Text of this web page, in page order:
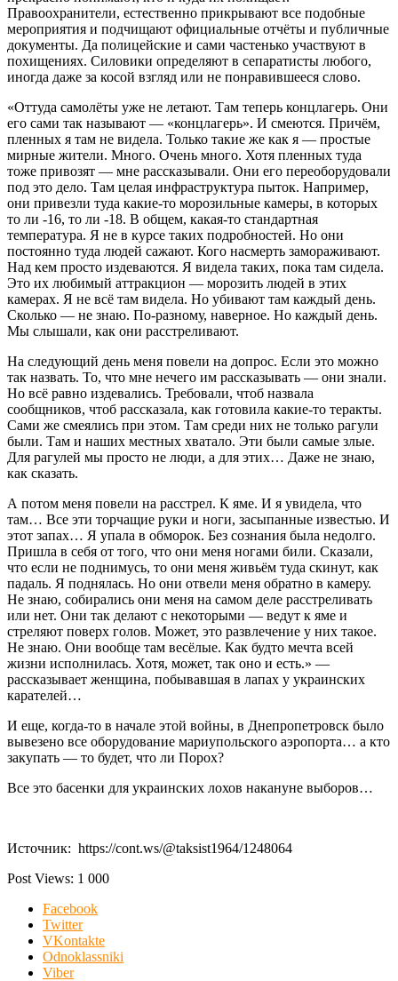
Правоохранители, естественно прикрывают все подобные
мероприятия и подчищают официальные отчёты и публичные
документы. Да полицейские и сами частенько участвуют в
похищениях. Силовики определяют в сепаратисты любого,
иногда даже за косой взгляд или не понравившееся слово.
«Оттуда самолёты уже не летают. Там теперь концлагерь. Они
его сами так называют — «концлагерь». И смеются. Причём,
пленных я там не видела. Только такие же как я — простые
мирные жители. Много. Очень много. Хотя пленных туда
тоже привозят — мне рассказывали. Они его переоборудовали
под это дело. Там целая инфраструктура пыток. Например,
они привезли туда какие-то морозильные камеры, в которых
то ли -16, то ли -18. В общем, какая-то стандартная
температура. Я не в курсе таких подробностей. Но они
постоянно туда людей сажают. Кого насмерть замораживают.
Над кем просто издеваются. Я видела таких, пока там сидела.
Это их любимый аттракцион — морозить людей в этих
камерах. Я не всё там видела. Но убивают там каждый день.
Сколько — не знаю. По-разному, наверное. Но каждый день.
Мы слышали, как они расстреливают.
На следующий день меня повели на допрос. Если это можно
так назвать. То, что мне нечего им рассказывать — они знали.
Но всё равно издевались. Требовали, чтоб назвала
сообщников, чтоб рассказала, как готовила какие-то теракты.
Сами же смеялись при этом. Там среди них не только рагули
были. Там и наших местных хватало. Эти были самые злые.
Для рагулей мы просто не люди, а для этих… Даже не знаю,
как сказать.
А потом меня повели на расстрел. К яме. И я увидела, что
там… Все эти торчащие руки и ноги, засыпанные известью. И
этот запах… Я упала в обморок. Без сознания была недолго.
Пришла в себя от того, что они меня ногами били. Сказали,
что если не поднимусь, то они меня живьём туда скинут, как
падаль. Я поднялась. Но они отвели меня обратно в камеру.
Не знаю, собирались они меня на самом деле расстреливать
или нет. Они так делают с некоторыми — ведут к яме и
стреляют поверх голов. Может, это развлечение у них такое.
Не знаю. Они вообще там весёлые. Как будто мечта всей
жизни исполнилась. Хотя, может, так оно и есть.» —
рассказывает женщина, побывавшая в лапах у украинских
карателей…
И еще, когда-то в начале этой войны, в Днепропетровск было
вывезено все оборудование мариупольского аэропорта… а кто
закупать — то будет, что ли Порох?
Все это басенки для украинских лохов накануне выборов…
Источник: https://cont.ws/@taksist1964/1248064
Post Views: 1 000
Facebook
Twitter
VKontakte
Odnoklassniki
Viber